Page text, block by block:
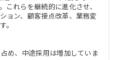
これらを継続的に進化させ、
ョン、顧客接点改革、業務変
。
め、中途採用は増加していま